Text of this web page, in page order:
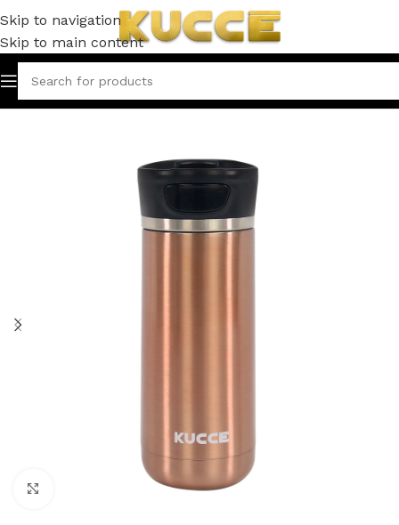
Skip to navigation
Skip to main content
Inicio VASOS